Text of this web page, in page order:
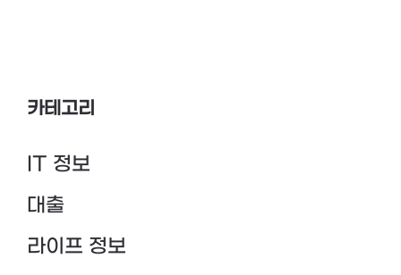
카테고리
IT 정보
대출
라이프 정보